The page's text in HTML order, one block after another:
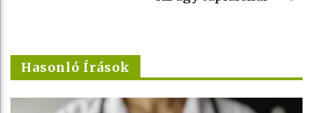
Hasonló Írások